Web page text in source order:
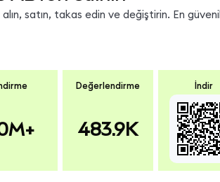
satın, takas edin ve değiştirin. En
Değerlendirme
483.9K
İndir